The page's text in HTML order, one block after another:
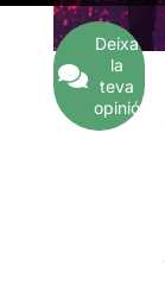
Deixa
la
teva
opinió